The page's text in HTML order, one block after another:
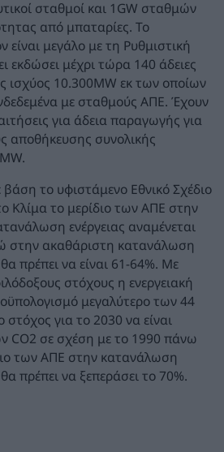
σταθμοί και 1GW σταθμών
από μπαταρίες. Το
είναι μεγάλο με τη Ρυθμιστική
εκδώσει μέχρι τώρα 140 άδειες
ισχύος 10.300MW εκ των οποίων
με σταθμούς ΑΠΕ. Έχουν
για άδεια παραγωγής για
αποθήκευσης συνολικής
το υφιστάμενο Εθνικό Σχέδιο
Κλίμα το μερίδιο των ΑΠΕ στην
ενέργειας αναμένεται
στην ακαθάριστη κατανάλωση
πρέπει να είναι 61-64%. Με
στόχους η ενεργειακή
μεγαλύτερο των 44
για το 2030 να είναι
CO2 σε σχέση με το 1990 πάνω
των ΑΠΕ στην κατανάλωση
πρέπει να ξεπεράσει το 70%.